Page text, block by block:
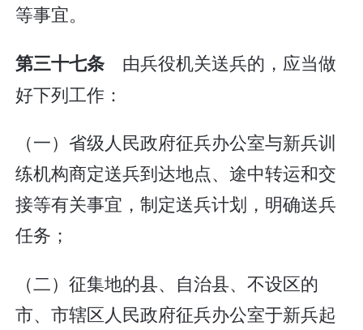
等事宜。
第三十七条 由兵役机关送兵的，应当做
好下列工作：
（一）省级人民政府征兵办公室与新兵训
练机构商定送兵到达地点、途中转运和交
接等有关事宜，制定送兵计划，明确送兵
任务；
（二）征集地的县、自治县、不设区的
市、市辖区人民政府征兵办公室于新兵起